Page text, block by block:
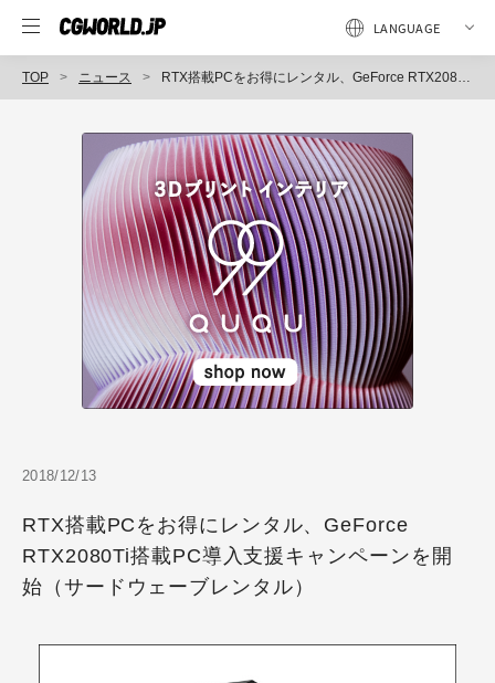
TOP ニュース RTX搭載PCをお得にレンタル、GeForce RTX2080Ti搭載PC導入支援キャンペーンを開始（サードウェーブレンタル）
2018/12/13
RTX搭載PCをお得にレンタル、GeForce
RTX2080Ti搭載PC導入支援キャンペーンを開
始（サードウェーブレンタル）